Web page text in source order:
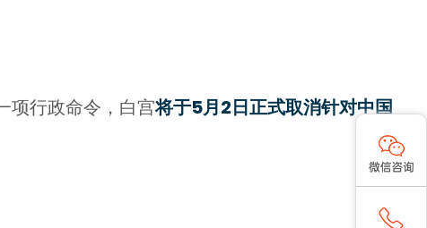
项行政命令，白宫将于5月2日正式取消针对中国